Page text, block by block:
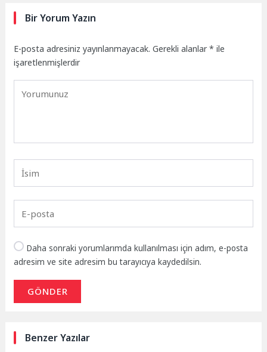
Bir Yorum Yazın
E-posta adresiniz yayınlanmayacak. Gerekli alanlar* ile
işaretlenmişlerdir
Daha sonraki yorumlarımda kullanılması için adım, e-posta
adresim ve site adresim bu tarayıcıya kaydedilsin.
GÖNDER
Benzer Yazılar